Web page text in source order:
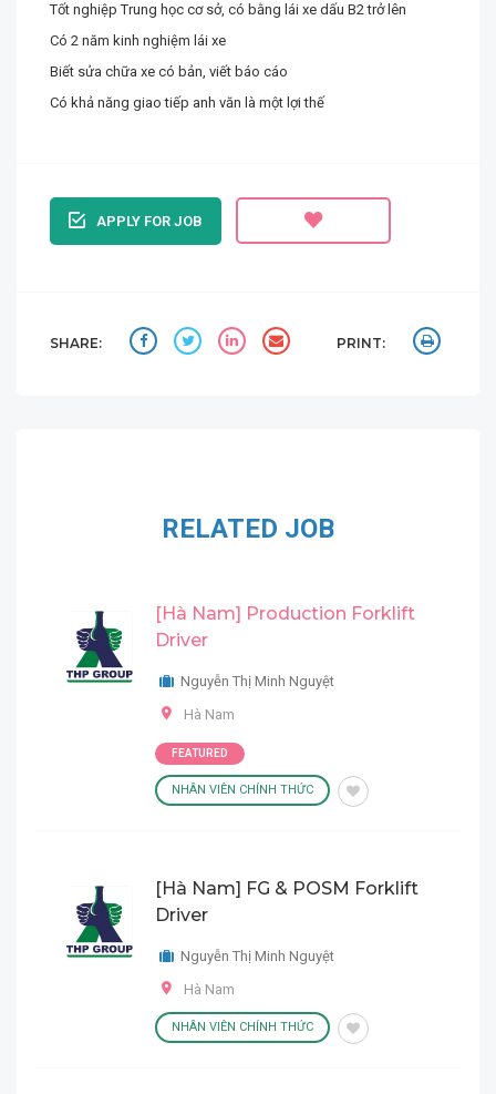
Tốt nghiệp Trung học cơ sở, có bằng lái xe dấu B2 trở lên
Có 2 năm kinh nghiệm lái xe
Biết sửa chữa xe có bản, viết báo cáo
Có khả năng giao tiếp anh văn là một lợi thế
APPLY FOR JOB
SHARE: PRINT:
RELATED JOB
[Hà Nam] Production Forklift
Driver
Nguyễn Thị Minh Nguyệt
Hà Nam
FEATURED
NHÂN VIÊN CHÍNH THỨC
[Hà Nam] FG & POSM Forklift
Driver
Nguyễn Thị Minh Nguyệt
Hà Nam
NHÂN VIÊN CHÍNH THỨC